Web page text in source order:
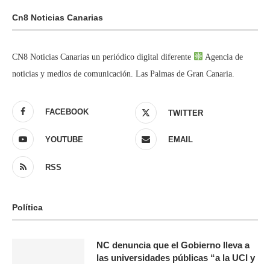
Cn8 Noticias Canarias
CN8 Noticias Canarias un periódico digital diferente
Agencia de
noticias y medios de comunicación. Las Palmas de Gran Canaria.
FACEBOOK TWITTER
YOUTUBE EMAIL
RSS
Política
NC denuncia que el Gobierno lleva a
las universidades públicas “a la UCI y